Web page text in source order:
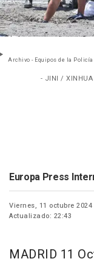
Archivo - Equipos de la
- JINI / XINHUA
Europa Press
Viernes, 11 octubre 2024
Actualizado: 22:43
MADRID 11